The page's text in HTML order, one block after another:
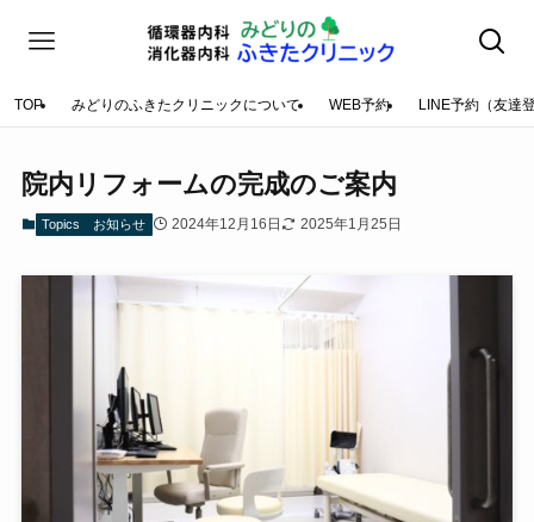
TOP みどりのふきたクリニックについて WEB予約 LINE予約（友達
院内リフォームの完成のご案内
Topics お知らせ 2024年12月16日 2025年1月25日